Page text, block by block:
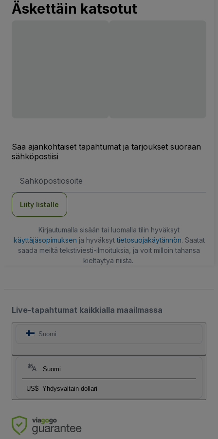
Äskettäin katsotut
Saa ajankohtaiset tapahtumat ja tarjoukset suoraan
sähköpostiisi
Liity listalle
Kirjautumalla sisään tai luomalla tilin hyväksyt
käyttäjäsopimuksen ja hyväksyttietosuojakäytännön. Saatat
saada meiltä tekstiviesti-ilmoituksia, ja voit milloin tahansa
kieltäytyä niistä.
Live-tapahtumat kaikkialla maailmassa
Suomi
Suomi
US$ Yhdysvaltain dollari